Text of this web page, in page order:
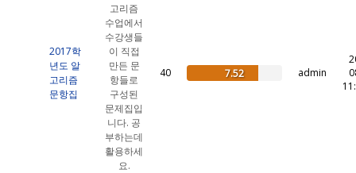
2017학
년도 알
고리즘
문항집
고리즘
수업에서
수강생들
이 직접
만든 문
항들로
구성된
문제집입
니다. 공
부하는데
활용하세
요.
40 7.52 admin